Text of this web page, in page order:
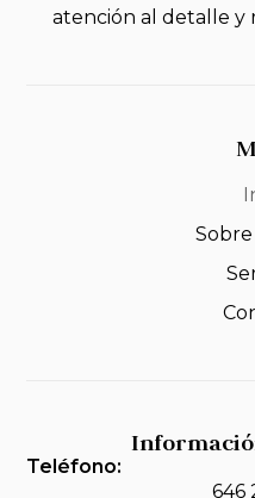
atención al detalle y
Teléfono:
646